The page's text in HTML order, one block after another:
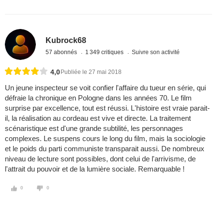
Kubrock68
57 abonnés 1 349 critiques Suivre son activité
4,0 Publiée le 27 mai 2018
Un jeune inspecteur se voit confier l'affaire du tueur en série, qui
défraie la chronique en Pologne dans les années 70. Le film
surprise par excellence, tout est réussi. L'histoire est vraie parait-
il, la réalisation au cordeau est vive et directe. La traitement
scénaristique est d'une grande subtilité, les personnages
complexes. Le suspens cours le long du film, mais la sociologie
et le poids du parti communiste transparait aussi. De nombreux
niveau de lecture sont possibles, dont celui de l'arrivisme, de
l'attrait du pouvoir et de la lumière sociale. Remarquable !
0 0